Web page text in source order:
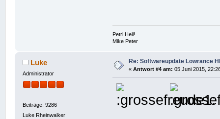
Petri Heil!
Mike Peter
Luke
Administrator
Beiträge: 9286
Luke Rheinwalker
Re: Softwareupdate Lowrance
« Antwort #4 am: 05 Juni 2015,